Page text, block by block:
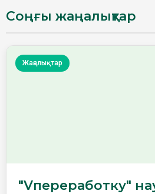
Соңғы жаңалықтар
Жаңалықтар
"Vпереработку"